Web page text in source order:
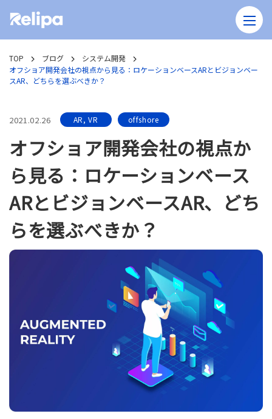
TOP ブログ
システム開発
オフショア開発会社の視点から見る：ロケーションベースARとビジョンベー
スAR、どちらを選ぶべきか？
2021.02.26 AR, VR offshore
オフショア開発会社の視点か
ら見る：ロケーションベース
ARとビジョンベースAR、どち
らを選ぶべきか？